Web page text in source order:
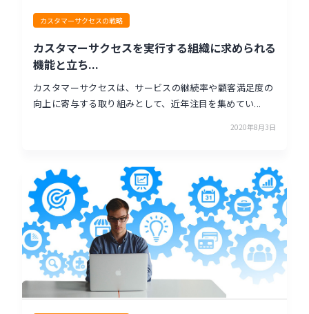
カスタマーサクセスの戦略
カスタマーサクセスを実行する組織に求められる
機能と立ち...
カスタマーサクセスは、サービスの継続率や顧客満足度の
向上に寄与する取り組みとして、近年注目を集めてい...
2020年8月3日